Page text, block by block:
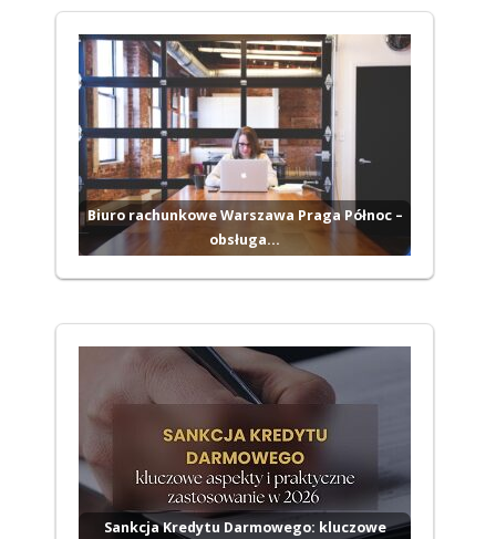
Biuro rachunkowe Warszawa Praga Północ –
obsługa…
Sankcja Kredytu Darmowego: kluczowe